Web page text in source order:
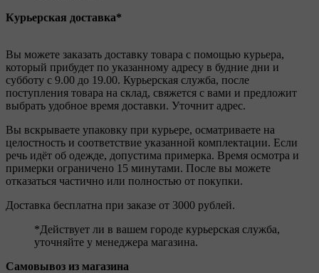
Курьерская доставка*
Вы можете заказать доставку товара с помощью курьера,
который прибудет по указанному адресу в будние дни и
субботу с 9.00 до 19.00. Курьерская служба, после
поступления товара на склад, свяжется с вами и предложит
выбрать удобное время доставки. Уточнит адрес.
Вы вскрываете упаковку при курьере, осматриваете на
целостность и соответствие указанной комплектации. Если
речь идёт об одежде, допустима примерка. Время осмотра и
примерки ограничено 15 минутами. После вы можете
отказаться частично или полностью от покупки.
Доставка бесплатна при заказе от 3000 рублей.
*Действует ли в вашем городе курьерская служба,
уточняйте у менеджера магазина.
Самовывоз из магазина